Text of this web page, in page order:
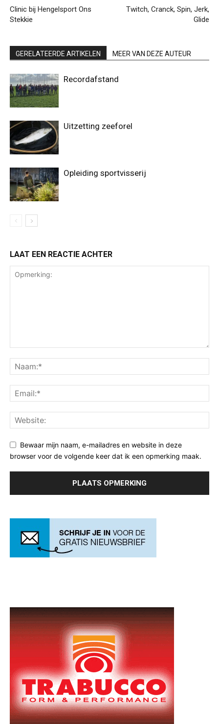
Clinic bij Hengelsport Ons
Stekkie
Twitch, Cranck, Spin, Jerk,
Glide
GERELATEERDE ARTIKELEN MEER VAN DEZE AUTEUR
Recordafstand
Uitzetting zeeforel
Opleiding sportvisserij
LAAT EEN REACTIE ACHTER
Bewaar mijn naam, e-mailadres en website in deze
browser voor de volgende keer dat ik een opmerking maak.